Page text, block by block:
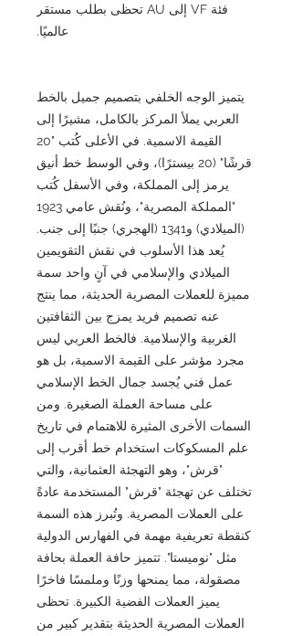
فئة VF إلى AU تحظى بطلب مستقر
عالميًا.
يتميز الوجه الخلفي بتصميم جميل بالخط
العربي يملأ المركز بالكامل، مشيرًا إلى
القيمة الاسمية. في الأعلى كُتب "20
قرشًا" (20 بيسترًا)، وفي الوسط خط أنيق
يرمز إلى المملكة، وفي الأسفل كُتب
"المملكة المصرية"، ونُقش عامي 1923
(الميلادي) و1341 (الهجري) جنبًا إلى جنب.
يُعد هذا الأسلوب في نقش التقويمين
الميلادي والإسلامي في آنٍ واحد سمة
مميزة للعملات المصرية الحديثة، مما ينتج
عنه تصميم فريد يمزج بين الثقافتين
الغربية والإسلامية. فالخط العربي ليس
مجرد مؤشر على القيمة الاسمية، بل هو
عمل فني يُجسد جمال الخط الإسلامي
على مساحة العملة الصغيرة. ومن
السمات الأخرى المثيرة للاهتمام في تاريخ
علم المسكوكات استخدام خط أقرب إلى
"قرش"، وهو التهجئة العثمانية، والتي
تختلف عن تهجئة "قرش" المستخدمة عادةً
على العملات المصرية. وتُبرز هذه السمة
كنقطة تعريفية مهمة في الفهارس الدولية
مثل "نوميستا". تتميز حافة العملة بحافة
مصقولة، مما يمنحها وزنًا وملمسًا فاخرًا
يميز العملات الفضية الكبيرة. تحظى
العملات المصرية الحديثة بتقدير كبير من